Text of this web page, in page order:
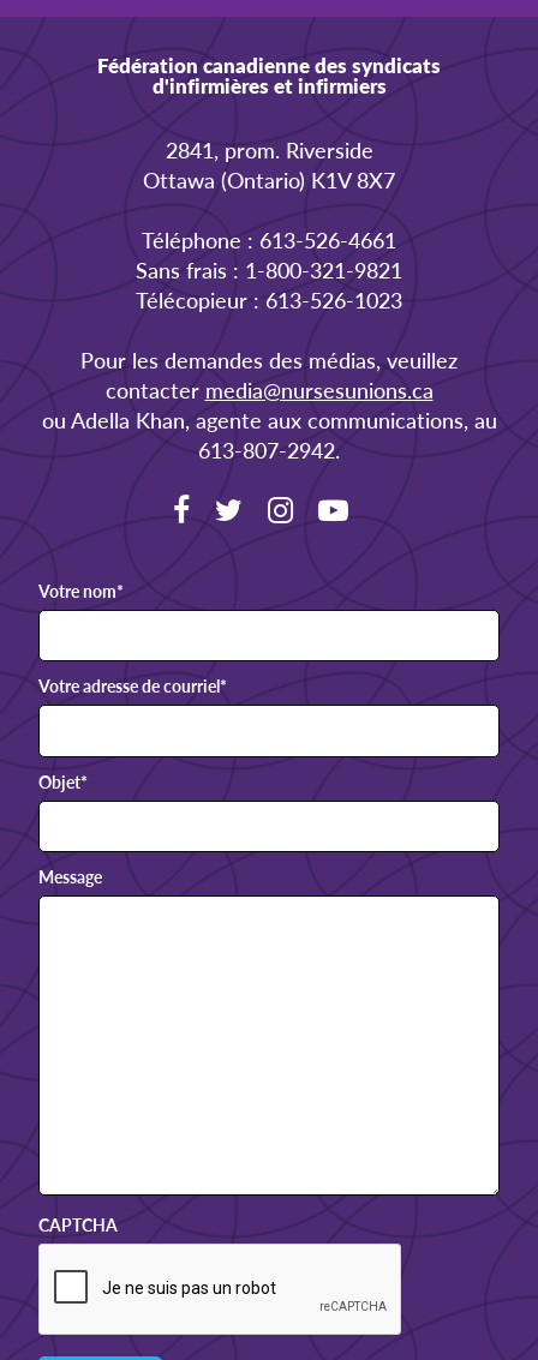
Fédération canadienne des syndicats
d'infirmières et infirmiers
2841, prom. Riverside
Ottawa (Ontario) K1V 8X7
Téléphone : 613-526-4661
Sans frais : 1-800-321-9821
Télécopieur : 613-526-1023
Pour les demandes des médias, veuillez
contacter media@nursesunions.ca
ou Adella Khan, agente aux communications, au
613-807-2942.
Votre nom*
Votre adresse de courriel*
Objet*
Message
CAPTCHA